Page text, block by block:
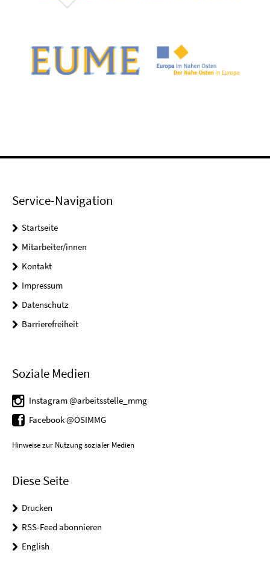
Service-Navigation
Startseite
Mitarbeiter/innen
Kontakt
Impressum
Datenschutz
Barrierefreiheit
Soziale Medien
Instagram @arbeitsstelle_mmg
Facebook @OSIMMG
Hinweise zur Nutzung sozialer Medien
Diese Seite
Drucken
RSS-Feed abonnieren
English